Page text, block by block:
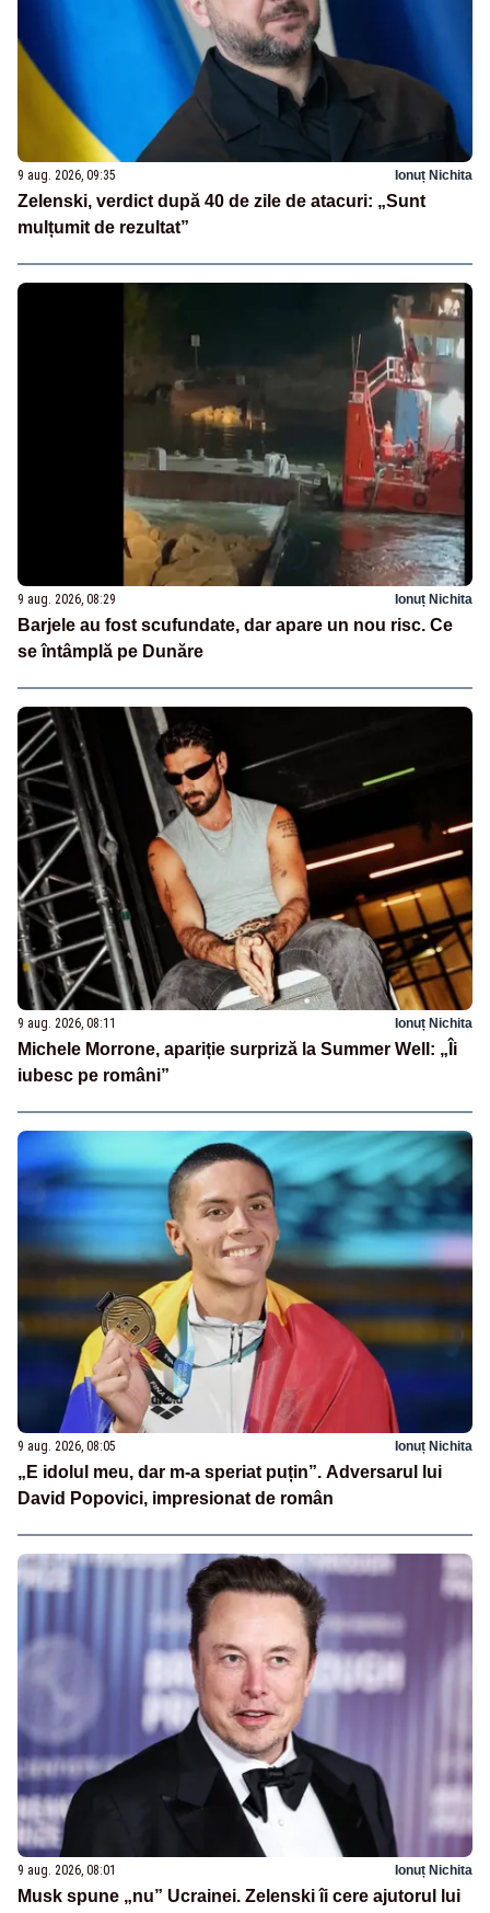
9 aug. 2026, 09:35 Ionuț Nichita
Zelenski, verdict după 40 de zile de atacuri: „Sunt
mulțumit de rezultat”
9 aug. 2026, 08:29 Ionuț Nichita
Barjele au fost scufundate, dar apare un nou risc. Ce
se întâmplă pe Dunăre
9 aug. 2026, 08:11 Ionuț Nichita
Michele Morrone, apariție surpriză la Summer Well: „Îi
iubesc pe români”
9 aug. 2026, 08:05 Ionuț Nichita
„E idolul meu, dar m-a speriat puțin”. Adversarul lui
David Popovici, impresionat de român
9 aug. 2026, 08:01 Ionuț Nichita
Musk spune „nu” Ucrainei. Zelenski îi cere ajutorul lui